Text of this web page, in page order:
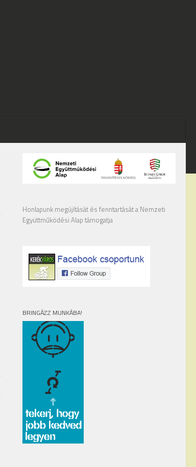
Honlapunk megújítását és fenntartását a Nemzeti
Együttműködési Alap támogatja
BRINGÁZZ MUNKÁBA!